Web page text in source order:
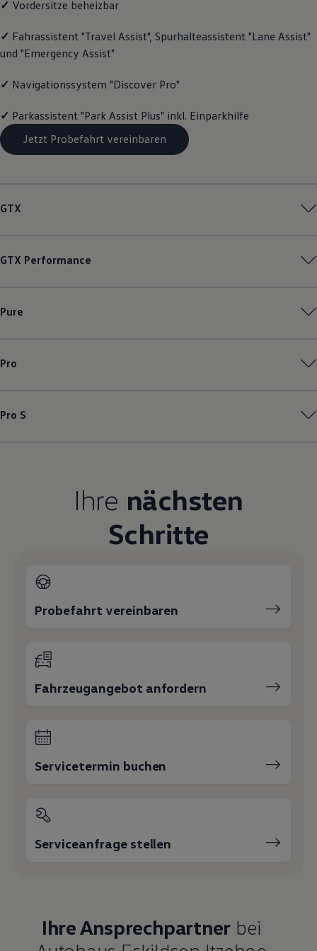
Motorenöl und Flüssigkeiten
Pannen- und Unfallhilfe
Economy Service
Volkswagen Teile
Modellspezifisches Zubehör
Transport
Entertainment und Elektronik
Individualisieren
Wallbox und Ladekabel
Volkswagen Kundenbetreuung
✓ Vordersitze beheizbar
✓ Fahrassistent "Travel Assist", Spurhalteassistent "Lane Assist"
und "Emergency Assist"
✓ Navigationssystem "Discover Pro"
✓ Parkassistent "Park Assist Plus" inkl. Einparkhilfe
Jetzt Probefahrt vereinbaren
GTX
GTX Performance
Pure
Pro
Pro S
Ihre nächsten
Schritte
Probefahrt vereinbaren
Fahrzeugangebot anfordern
Servicetermin buchen
Serviceanfrage stellen
Ihre Ansprechpartner bei